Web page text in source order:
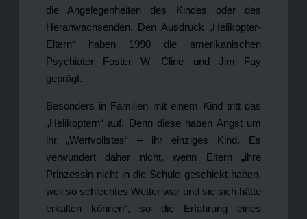
die Angelegenheiten des Kindes oder des
Heranwachsenden. Den Ausdruck „Helikopter-
Eltern“ haben 1990 die amerikanischen
Psychiater Foster W. Cline und Jim Fay
geprägt.
Besonders in Familien mit einem Kind tritt das
„Helikoptern“ auf. Denn diese haben Angst um
ihr „Wertvollstes“ – ihr einziges Kind. Es
verwundert daher nicht, wenn Eltern „ihre
Prinzessin nicht in die Schule geschickt haben,
weil so schlechtes Wetter war und sie sich hätte
erkälten können“, so die Erfahrung eines